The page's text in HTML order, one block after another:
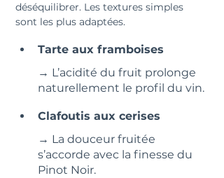
déséquilibrer. Les textures simples
sont les plus adaptées.
Tarte aux framboises
→ L’acidité du fruit prolonge
naturellement le profil du vin.
Clafoutis aux cerises
→ La douceur fruitée
s’accorde avec la finesse du
Pinot Noir.